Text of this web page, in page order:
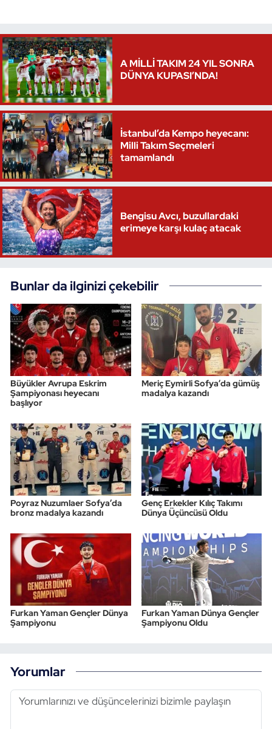
A MİLLİ TAKIM 24 YIL SONRA
DÜNYA KUPASI’NDA!
İstanbul’da Kempo heyecanı:
Milli Takım Seçmeleri
tamamlandı
Bengisu Avcı, buzullardaki
erimeye karşı kulaç atacak
Bunlar da ilginizi çekebilir
Büyükler Avrupa Eskrim
Şampiyonası heyecanı
başlıyor
Meriç Eymirli Sofya’da gümüş
madalya kazandı
Poyraz Nuzumlaer Sofya’da
bronz madalya kazandı
Genç Erkekler Kılıç Takımı
Dünya Üçüncüsü Oldu
Furkan Yaman Gençler Dünya
Şampiyonu
Furkan Yaman Dünya Gençler
Şampiyonu Oldu
Yorumlar
Voleybol
Vücut Geliştirme Fitness
Wushu Kungfu
Yelken
Yüzme